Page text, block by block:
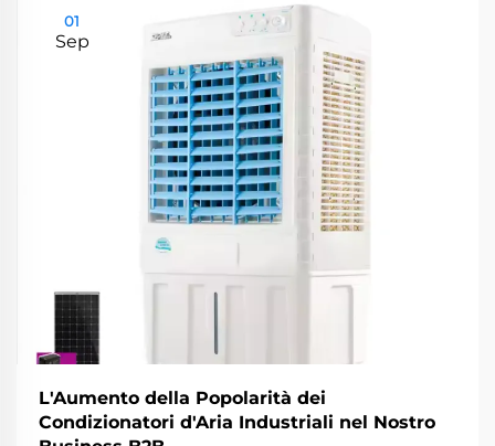
01
Sep
L'Aumento della Popolarità dei
Condizionatori d'Aria Industriali nel Nostro